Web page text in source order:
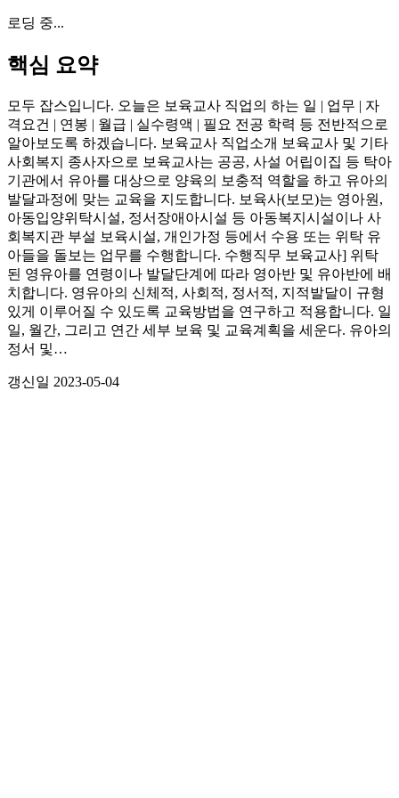
로딩 중...
핵심 요약
모두 잡스입니다. 오늘은 보육교사 직업의 하는 일 | 업무 | 자
격요건 | 연봉 | 월급 | 실수령액 | 필요 전공 학력 등 전반적으로
알아보도록 하겠습니다. 보육교사 직업소개 보육교사 및 기타
사회복지 종사자으로 보육교사는 공공, 사설 어립이집 등 탁아
기관에서 유아를 대상으로 양육의 보충적 역할을 하고 유아의
발달과정에 맞는 교육을 지도합니다. 보육사(보모)는 영아원,
아동입양위탁시설, 정서장애아시설 등 아동복지시설이나 사
회복지관 부설 보육시설, 개인가정 등에서 수용 또는 위탁 유
아들을 돌보는 업무를 수행합니다. 수행직무 보육교사] 위탁
된 영유아를 연령이나 발달단계에 따라 영아반 및 유아반에 배
치합니다. 영유아의 신체적, 사회적, 정서적, 지적발달이 규형
있게 이루어질 수 있도록 교육방법을 연구하고 적용합니다. 일
일, 월간, 그리고 연간 세부 보육 및 교육계획을 세운다. 유아의
정서 및…
갱신일 2023-05-04